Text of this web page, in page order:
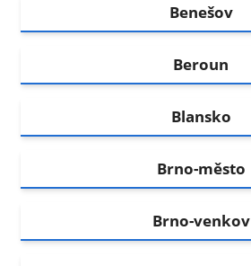
Benešov
Beroun
Blansko
Brno-město
Brno-venkov